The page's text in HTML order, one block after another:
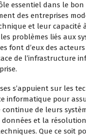
essentiel dans le bon
des entreprises
et leur capacité
problèmes liés aux
font d’eux des
de l’infrastructure
s’appuient sur les
informatique pour
de leurs
données et la
Que ce soit